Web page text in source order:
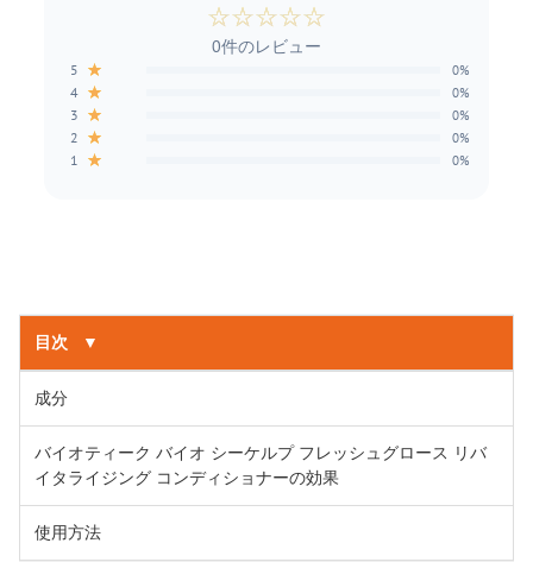
☆☆☆☆☆
0件のレビュー
5 ★ 0%
4 ★ 0%
3 ★ 0%
2 ★ 0%
1 ★ 0%
目次 ▼
成分
バイオティーク バイオ シーケルプ フレッシュグロース リバ
イタライジング コンディショナーの効果
使用方法